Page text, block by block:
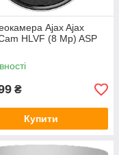
Ajax Ajax
HLVF (8 Mp) ASP
₴
Купити